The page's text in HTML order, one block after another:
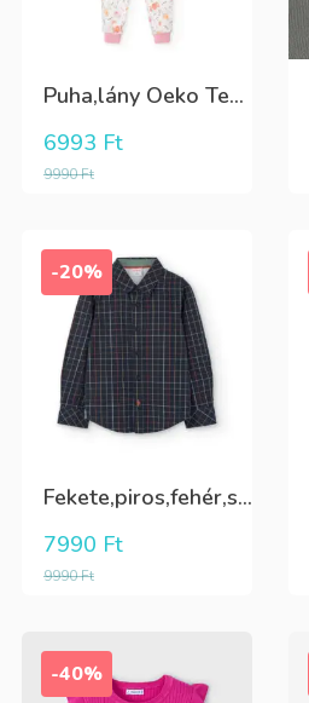
Puha,lány Oeko Tex bio pamut hosszú pizsama
9990Ft
6993 Ft
-20%
Fekete,piros,fehér,sárga kockás ing
9990Ft
7990 Ft
-40%